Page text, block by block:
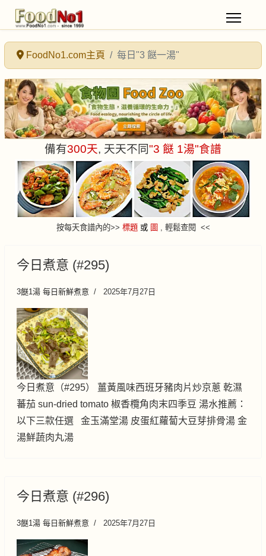
FoodNo1.com主頁 每日"3 餸一湯"
備有300天, 天天不同"3 餸 1湯"食譜
按每天食譜內的>> 標題 或圖 , 輕鬆查閱 <<
今日煮意 (#295)
3餸1湯 每日新鮮煮意 2025年7月27日
今日煮意（#295） 薑黃風味西班牙豬肉片炒京蔥 乾濕
蕃茄 sun-dried tomato 椒香欖角肉末四季豆 湯水推薦：
以下三款任選 金玉滿堂湯 皮蛋紅蘿蔔大豆芽排骨湯 金
湯鮮蔬肉丸湯
今日煮意 (#296)
3餸1湯 每日新鮮煮意 2025年7月27日